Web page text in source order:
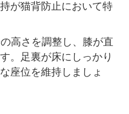
が猫背防止において特
高さを調整し、膝が直
。足裏が床にしっかり
座位を維持しましょ